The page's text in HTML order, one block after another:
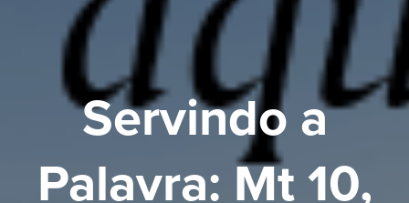
Servindo a
Palavra: Mt 10,